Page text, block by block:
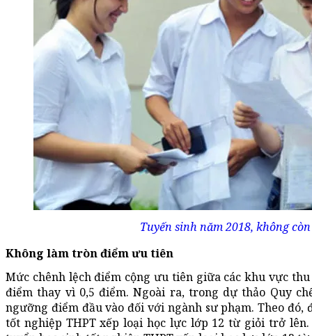
Tuyến sinh năm 2018, không
Không làm tròn điểm ưu tiên
Mức chênh lệch điểm cộng ưu tiên giữa các khu vực
điểm thay vì 0,5 điểm. Ngoài ra, trong dự thảo Quy
ngưỡng điểm đầu vào đối với ngành sư phạm. Theo
tốt nghiệp THPT xếp loại học lực lớp 12 từ giỏi trở